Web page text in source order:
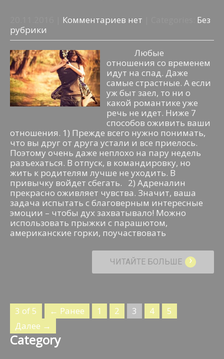
Комментариев нет
Без
рубрики
Любые
отношения со временем
идут на спад. Даже
самые страстные. А если
уж быт заел, то ни о
какой романтике уже
речь не идет. Ниже 7
способов оживить ваши
отношения. 1) Прежде всего нужно понимать,
что вы друг от друга устали и все приелось.
Поэтому очень даже неплохо на пару недель
разъехаться. В отпуск, в командировку, но
жить к родителям лучше не уходить. В
привычку войдет сбегать. 2) Адреналин
прекрасно оживляет чувства. Значит, ваша
задача испытать с благоверным интересные
эмоции – чтобы дух захватывало! Можно
использовать прыжки с парашютом,
американские горки, поучаствовать
ЧИТАЙТЕ БОЛЬШЕ ›
3 of 5 ← Ранее 1 2 3 4
5
Далее →
Category